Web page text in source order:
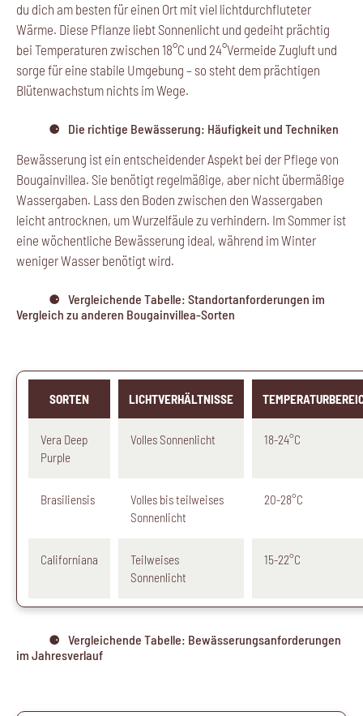
du dich am besten für einen Ort mit viel lichtdurchfluteter
Wärme. Diese Pflanze liebt Sonnenlicht und gedeiht prächtig
bei Temperaturen zwischen 18°C und 24°Vermeide Zugluft und
sorge für eine stabile Umgebung – so steht dem prächtigen
Blütenwachstum nichts im Wege.
Die richtige Bewässerung: Häufigkeit und Techniken
Bewässerung ist ein entscheidender Aspekt bei der Pflege von
Bougainvillea. Sie benötigt regelmäßige, aber nicht übermäßige
Wassergaben. Lass den Boden zwischen den Wassergaben
leicht antrocknen, um Wurzelfäule zu verhindern. Im Sommer ist
eine wöchentliche Bewässerung ideal, während im Winter
weniger Wasser benötigt wird.
Vergleichende Tabelle: Standortanforderungen im
Vergleich zu anderen Bougainvillea-Sorten
SORTEN LICHTVERHÄLTNISSE
Vera Deep
Purple
Volles Sonnenlicht 18-24°C
Brasiliensis
Volles bis teilweises
Sonnenlicht
20-28°C
Californiana
Teilweises
Sonnenlicht
15-22°C
Vergleichende Tabelle: Bewässerungsanforderungen
im Jahresverlauf